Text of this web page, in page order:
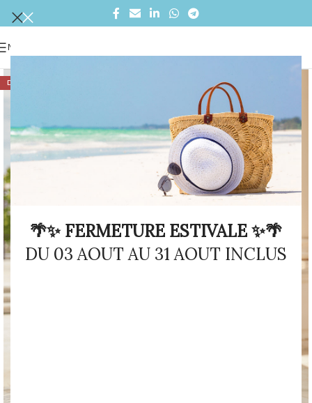
🌴✨ FERMETURE ESTIVALE ✨🌴
DU 03 AOUT AU 31 AOUT INCLUS
MENU
DÉSTOCKAGE